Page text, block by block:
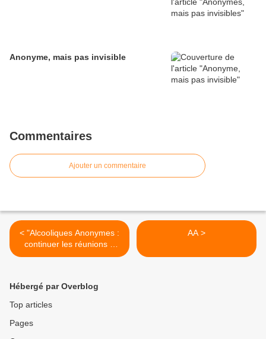
Anonyme, mais pas invisible
Commentaires
Ajouter un commentaire
< "Alcooliques Anonymes :
continuer les réunions à
distance, face à l’impact de
AA >
Hébergé par Overblog
Top articles
Pages